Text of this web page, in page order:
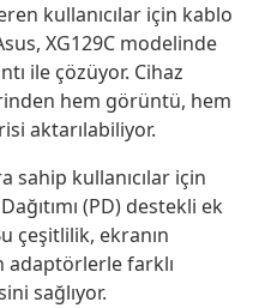
kullanıcılar için kablo
XG129C modelinde
ile çözüyor. Cihaz
hem görüntü, hem
aktarılabiliyor.
sahip kullanıcılar için
(PD) destekli ek
çeşitlilik, ekranın
adaptörlerle farklı
sağlıyor.